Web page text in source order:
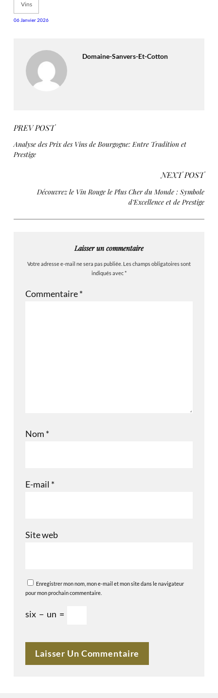
Vins
06 Janvier 2026
Domaine-Sanvers-Et-Cotton
PREV POST
Analyse des Prix des Vins de Bourgogne: Entre Tradition et
Prestige
NEXT POST
Découvrez le Vin Rouge le Plus Cher du Monde : Symbole
d’Excellence et de Prestige
Laisser un commentaire
Votre adresse e-mail ne sera pas publiée. Les champs obligatoires sont
indiqués avec*
Commentaire*
Nom *
E-mail *
Site web
Enregistrer mon nom, mon e-mail et mon site dans le navigateur
pour mon prochain commentaire.
six − un =